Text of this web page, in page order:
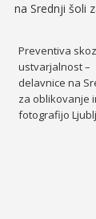
Preventiva
ustvarjalnost –
delavnice na
za oblikovanje
fotografijo